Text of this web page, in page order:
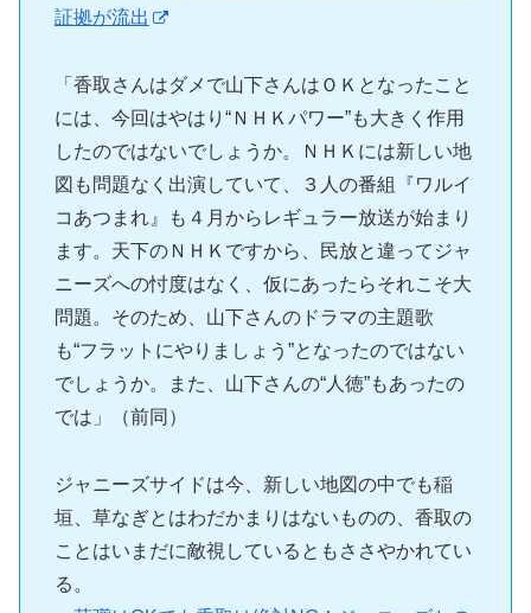
証拠が流出
「香取さんはダメで山下さんはＯＫとなったこと
には、今回はやはり“ＮＨＫパワー”も大きく作用
したのではないでしょうか。ＮＨＫには新しい地
図も問題なく出演していて、３人の番組『ワルイ
コあつまれ』も４月からレギュラー放送が始まり
ます。天下のＮＨＫですから、民放と違ってジャ
ニーズへの忖度はなく、仮にあったらそれこそ大
問題。そのため、山下さんのドラマの主題歌
も“フラットにやりましょう”となったのではない
でしょうか。また、山下さんの“人徳”もあったの
では」（前同）
ジャニーズサイドは今、新しい地図の中でも稲
垣、草なぎとはわだかまりはないものの、香取の
ことはいまだに敵視しているともささやかれてい
る。